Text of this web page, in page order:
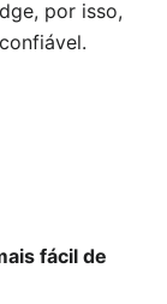
por isso,
fácil de